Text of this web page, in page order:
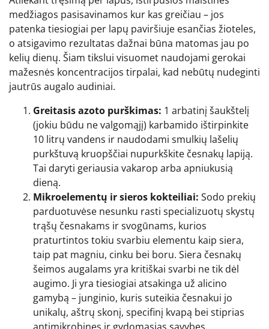
medžiagos pasisavinamos kur kas greičiau – jos
patenka tiesiogiai per lapų paviršiuje esančias žioteles,
o atsigavimo rezultatas dažnai būna matomas jau po
kelių dienų. Šiam tikslui visuomet naudojami gerokai
mažesnės koncentracijos tirpalai, kad nebūtų nudeginti
jautrūs augalo audiniai.
Greitasis azoto purškimas: 1 arbatinį šaukštelį
(jokiu būdu ne valgomąjį) karbamido ištirpinkite
10 litrų vandens ir naudodami smulkių lašelių
purkštuvą kruopščiai nupurkškite česnakų lapiją.
Tai daryti geriausia vakarop arba apniukusią
dieną.
Mikroelementų ir sieros kokteiliai: Sodo prekių
parduotuvėse nesunku rasti specializuotų skystų
trąšų česnakams ir svogūnams, kurios
praturtintos tokiu svarbiu elementu kaip siera,
taip pat magniu, cinku bei boru. Siera česnakų
šeimos augalams yra kritiškai svarbi ne tik dėl
augimo. Ji yra tiesiogiai atsakinga už alicino
gamybą – junginio, kuris suteikia česnakui jo
unikalų, aštrų skonį, specifinį kvapą bei stiprias